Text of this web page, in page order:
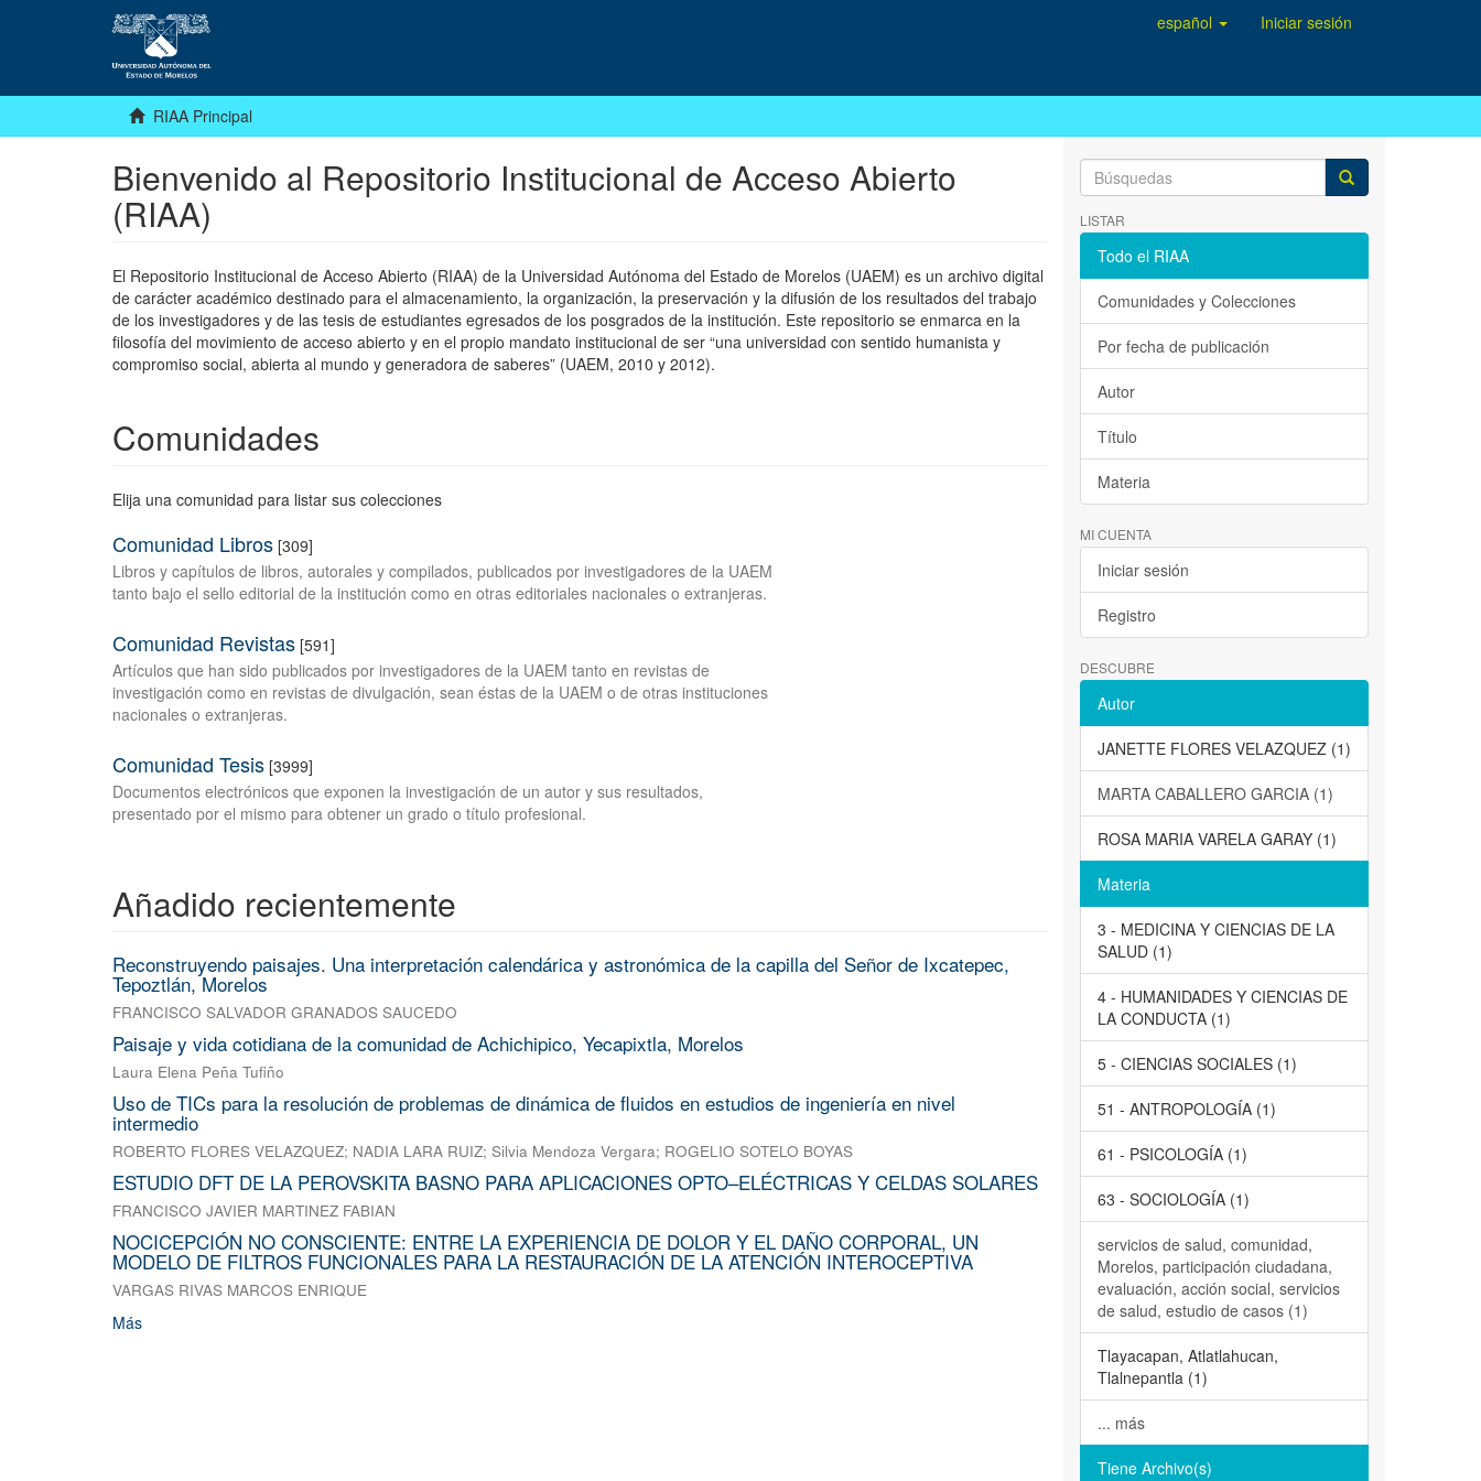
español Iniciar sesión
RIAA Principal
Bienvenido al Repositorio Institucional de Acceso Abierto
(RIAA)
El Repositorio Institucional de Acceso Abierto (RIAA) de la Universidad Autónoma del Estado de Morelos (UAEM) es un archivo digital
de carácter académico destinado para el almacenamiento, la organización, la preservación y la difusión de los resultados del trabajo
de los investigadores y de las tesis de estudiantes egresados de los posgrados de la institución. Este repositorio se enmarca en la
filosofía del movimiento de acceso abierto y en el propio mandato institucional de ser “una universidad con sentido humanista y
compromiso social, abierta al mundo y generadora de saberes” (UAEM, 2010 y 2012).
Comunidades
Elija una comunidad para listar sus colecciones
Comunidad Libros [309]
Libros y capítulos de libros, autorales y compilados, publicados por investigadores de la UAEM
tanto bajo el sello editorial de la institución como en otras editoriales nacionales o extranjeras.
Comunidad Revistas [591]
Artículos que han sido publicados por investigadores de la UAEM tanto en revistas de
investigación como en revistas de divulgación, sean éstas de la UAEM o de otras instituciones
nacionales o extranjeras.
Comunidad Tesis [3999]
Documentos electrónicos que exponen la investigación de un autor y sus resultados,
presentado por el mismo para obtener un grado o título profesional.
Añadido recientemente
Reconstruyendo paisajes. Una interpretación calendárica y astronómica de la capilla del Señor de Ixcatepec,
Tepoztlán, Morelos
FRANCISCO SALVADOR GRANADOS SAUCEDO
Paisaje y vida cotidiana de la comunidad de Achichipico, Yecapixtla, Morelos
Laura Elena Peña Tufiño
Uso de TICs para la resolución de problemas de dinámica de fluidos en estudios de ingeniería en nivel
intermedio
ROBERTO FLORES VELAZQUEZ; NADIA LARA RUIZ; Silvia Mendoza Vergara; ROGELIO SOTELO BOYAS
ESTUDIO DFT DE LA PEROVSKITA BASNO PARA APLICACIONES OPTO–ELÉCTRICAS Y CELDAS SOLARES
FRANCISCO JAVIER MARTINEZ FABIAN
NOCICEPCIÓN NO CONSCIENTE: ENTRE LA EXPERIENCIA DE DOLOR Y EL DAÑO CORPORAL, UN
MODELO DE FILTROS FUNCIONALES PARA LA RESTAURACIÓN DE LA ATENCIÓN INTEROCEPTIVA
VARGAS RIVAS MARCOS ENRIQUE
Más
LISTAR
Todo el RIAA
Comunidades y Colecciones
Por fecha de publicación
Autor
Título
Materia
MI CUENTA
Iniciar sesión
Registro
DESCUBRE
Autor
JANETTE FLORES VELAZQUEZ (1)
MARTA CABALLERO GARCIA (1)
ROSA MARIA VARELA GARAY (1)
Materia
3 - MEDICINA Y CIENCIAS DE LA
SALUD (1)
4 - HUMANIDADES Y CIENCIAS DE
LA CONDUCTA (1)
5 - CIENCIAS SOCIALES (1)
51 - ANTROPOLOGÍA (1)
61 - PSICOLOGÍA (1)
63 - SOCIOLOGÍA (1)
servicios de salud, comunidad,
Morelos, participación ciudadana,
evaluación, acción social, servicios
de salud, estudio de casos (1)
Tlayacapan, Atlatlahucan,
Tlalnepantla (1)
... más
Tiene Archivo(s)